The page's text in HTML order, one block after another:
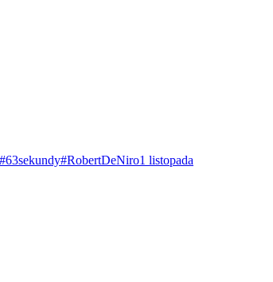
#63sekundy#RobertDeNiro1 listopada